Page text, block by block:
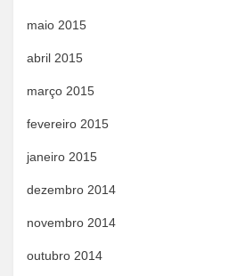
maio 2015
abril 2015
março 2015
fevereiro 2015
janeiro 2015
dezembro 2014
novembro 2014
outubro 2014